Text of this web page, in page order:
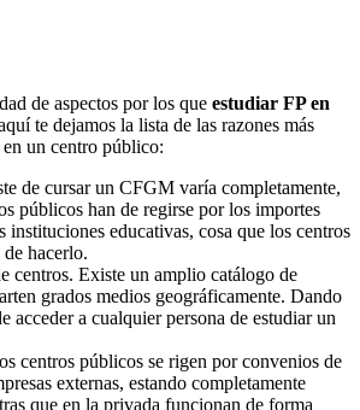
de aspectos por los que estudiar FP en
te dejamos la lista de las razones más
un centro público:
de cursar un CFGM varía completamente,
públicos han de regirse por los importes
instituciones educativas, cosa que los centros
hacerlo.
centros. Existe un amplio catálogo de
grados medios geográficamente. Dando
acceder a cualquier persona de estudiar un
centros públicos se rigen por convenios de
externas, estando completamente
que en la privada funcionan de forma